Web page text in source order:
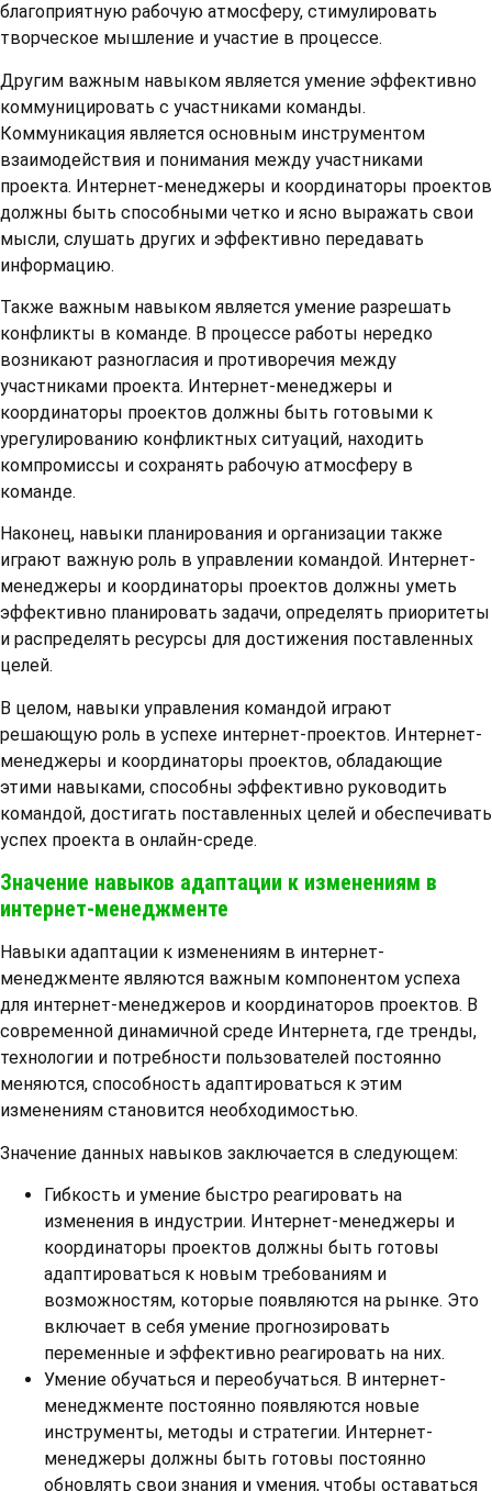
благоприятную рабочую атмосферу, стимулировать
творческое мышление и участие в процессе.
Другим важным навыком является умение эффективно
коммуницировать с участниками команды.
Коммуникация является основным инструментом
взаимодействия и понимания между участниками
проекта. Интернет-менеджеры и координаторы проектов
должны быть способными четко и ясно выражать свои
мысли, слушать других и эффективно передавать
информацию.
Также важным навыком является умение разрешать
конфликты в команде. В процессе работы нередко
возникают разногласия и противоречия между
участниками проекта. Интернет-менеджеры и
координаторы проектов должны быть готовыми к
урегулированию конфликтных ситуаций, находить
компромиссы и сохранять рабочую атмосферу в
команде.
Наконец, навыки планирования и организации также
играют важную роль в управлении командой. Интернет-
менеджеры и координаторы проектов должны уметь
эффективно планировать задачи, определять приоритеты
и распределять ресурсы для достижения поставленных
целей.
В целом, навыки управления командой играют
решающую роль в успехе интернет-проектов. Интернет-
менеджеры и координаторы проектов, обладающие
этими навыками, способны эффективно руководить
командой, достигать поставленных целей и обеспечивать
успех проекта в онлайн-среде.
Значение навыков адаптации к изменениям в
интернет-менеджменте
Навыки адаптации к изменениям в интернет-
менеджменте являются важным компонентом успеха
для интернет-менеджеров и координаторов проектов. В
современной динамичной среде Интернета, где тренды,
технологии и потребности пользователей постоянно
меняются, способность адаптироваться к этим
изменениям становится необходимостью.
Значение данных навыков заключается в следующем:
Гибкость и умение быстро реагировать на
изменения в индустрии. Интернет-менеджеры и
координаторы проектов должны быть готовы
адаптироваться к новым требованиям и
возможностям, которые появляются на рынке. Это
включает в себя умение прогнозировать
переменные и эффективно реагировать на них.
Умение обучаться и переобучаться. В интернет-
менеджменте постоянно появляются новые
инструменты, методы и стратегии. Интернет-
менеджеры должны быть готовы постоянно
обновлять свои знания и умения, чтобы оставаться